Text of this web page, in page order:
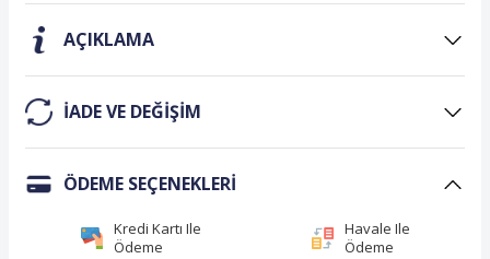
AÇIKLAMA
IADE VE DEĞIŞIM
ÖDEME SEÇENEKLERI
Kredi Kartı Ile
Ödeme
Havale Ile
Ödeme